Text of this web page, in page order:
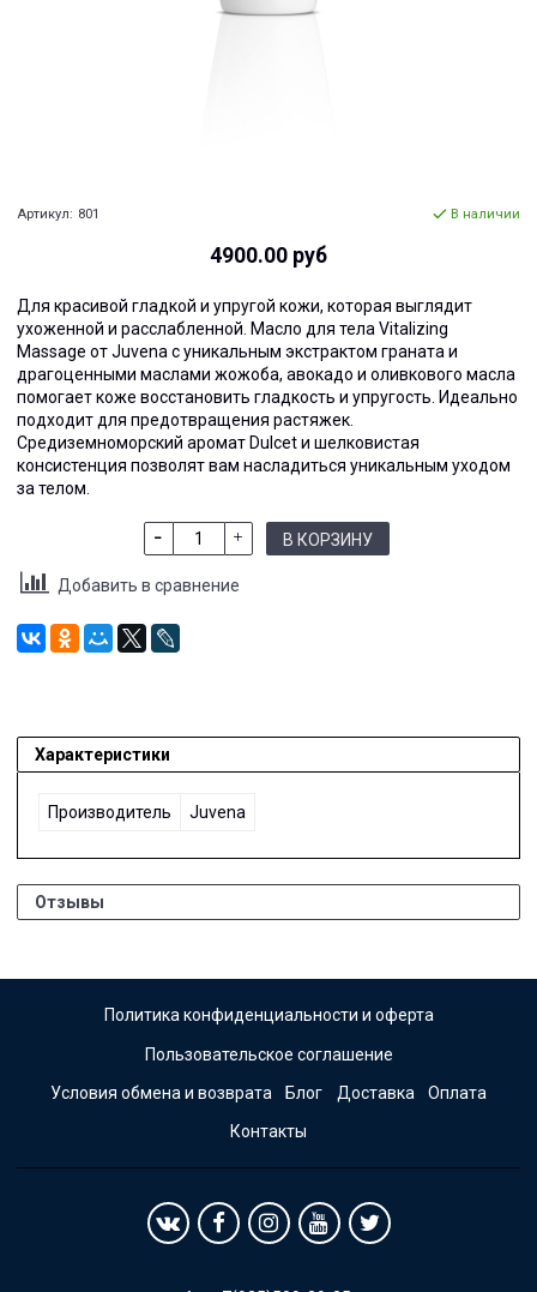
Артикул: 801 В наличии
4900.00 руб
Для красивой гладкой и упругой кожи, которая выглядит
ухоженной и расслабленной. Масло для тела Vitalizing
Massage от Juvena с уникальным экстрактом граната и
драгоценными маслами жожоба, авокадо и оливкового масла
помогает коже восстановить гладкость и упругость. Идеально
подходит для предотвращения растяжек.
Средиземноморский аромат Dulcet и шелковистая
консистенция позволят вам насладиться уникальным уходом
за телом.
В КОРЗИНУ
Добавить в сравнение
Характеристики
Производитель Juvena
Отзывы
Политика конфиденциальности и оферта
Пользовательское соглашение
Условия обмена и возврата Блог Доставка Оплата
Контакты